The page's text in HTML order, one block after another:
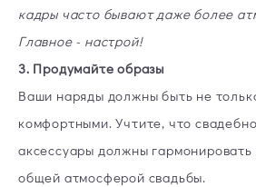
кадры часто бывают даже более
Главное - настрой!
3. Продумайте образы
Ваши наряды должны быть не
комфортными. Учтите, что
аксессуары должны гармонировать
общей атмосферой свадьбы.